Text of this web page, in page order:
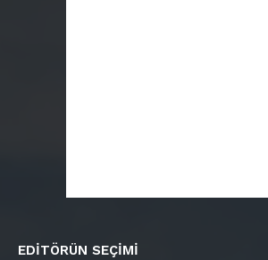
EDITÖRÜN SEÇIMI